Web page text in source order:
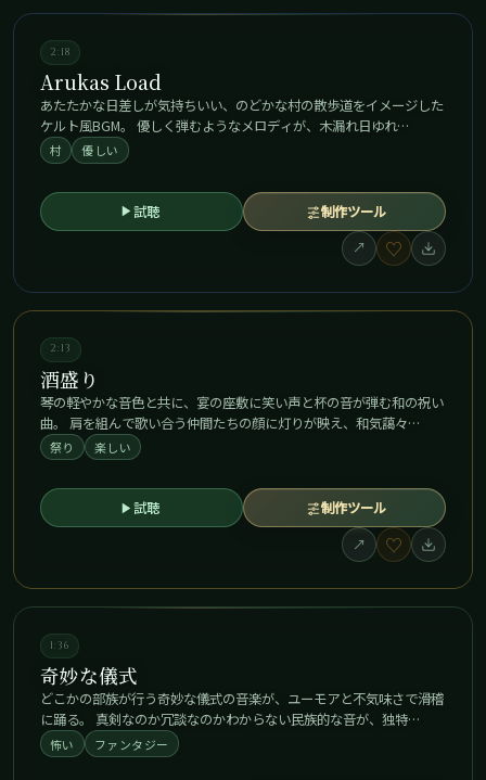
2:18
Arukas Load
あたたかな日差しが気持ちいい、のどかな村の散歩道をイメージした
ケルト風BGM。 優しく弾むようなメロディが、木漏れ日ゆれ…
村 優しい
試聴
制作ツール
↗
♡
2:13
酒盛り
琴の軽やかな音色と共に、宴の座敷に笑い声と杯の音が弾む和の祝い
曲。 肩を組んで歌い合う仲間たちの顔に灯りが映え、和気藹々…
祭り 楽しい
試聴
制作ツール
↗
♡
1:36
奇妙な儀式
どこかの部族が行う奇妙な儀式の音楽が、ユーモアと不気味さで滑稽
に踊る。 真剣なのか冗談なのかわからない民族的な音が、独特…
怖い ファンタジー